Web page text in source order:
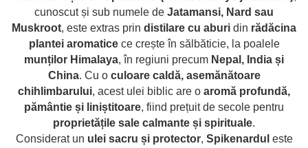
combate Depresia
Imbratiseaza Toamna
Aromele Sarbatorilor de Iarna
Self love* In Asteptarea Soarelui
Pericole_vs_beneficii
cunoscut și sub numele de Jatamansi, Nard sau
Muskroot, este extras prin distilare cu aburi din rădăcina
plantei aromaticece crește în sălbăticie, la poalele
munților Himalaya, în regiuni precum Nepal, India și
China. Cu o culoare caldă, asemănătoare
chihlimbarului, acest ulei biblic are o aromă profundă,
pământie și liniștitoare, fiind prețuit de secole pentru
proprietățile sale calmante și spirituale.
Considerat un ulei sacru și protector, Spikenardul este